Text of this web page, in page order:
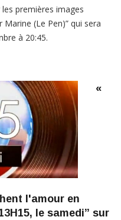
premières images
(Le Pen)” qui sera
à 20:45.
«
l'amour en
le samedi” sur